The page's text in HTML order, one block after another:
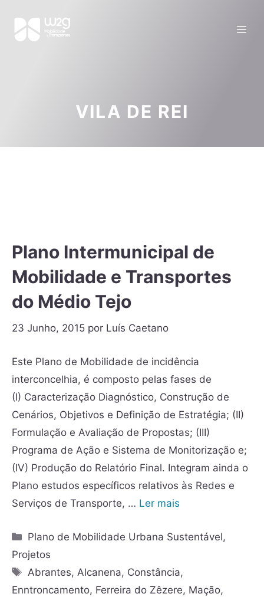
VILA DE REI
Plano Intermunicipal de
Mobilidade e Transportes
do Médio Tejo
23 Junho, 2015 por Luís Caetano
Este Plano de Mobilidade de incidência
interconcelhia, é composto pelas fases de
(I) Caracterização Diagnóstico, Construção de
Cenários, Objetivos e Definição de Estratégia; (II)
Formulação e Avaliação de Propostas; (III)
Programa de Ação e Sistema de Monitorização e;
(IV) Produção do Relatório Final. Integram ainda o
Plano estudos específicos relativos às Redes e
Serviços de Transporte, … Ler mais
Plano de Mobilidade Urbana Sustentável,
Projetos
Abrantes,Alcanena, Constância,
Enntroncamento, Ferreira do Zêzere, Mação,